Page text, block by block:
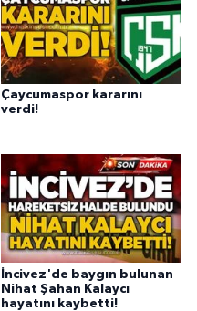
Çaycumaspor kararını
verdi!
İncivez'de baygın bulunan
Nihat Şahan Kalaycı
hayatını kaybetti!